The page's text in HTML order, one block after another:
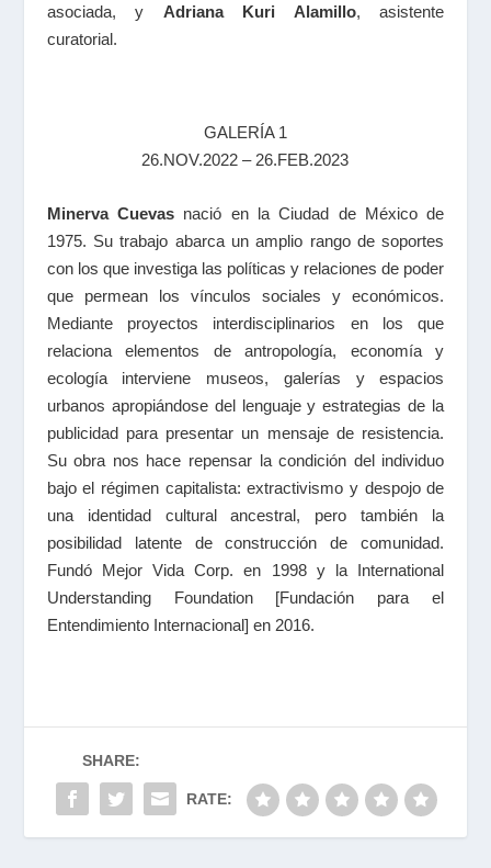
asociada, y Adriana Kuri Alamillo, asistente
curatorial.
GALERÍA 1
26.NOV.2022 – 26.FEB.2023
Minerva Cuevasnació en la Ciudad de México de
1975. Su trabajo abarca un amplio rango de soportes
con los que investiga las políticas y relaciones de poder
que permean los vínculos sociales y económicos.
Mediante proyectos interdisciplinarios en los que
relaciona elementos de antropología, economía y
ecología interviene museos, galerías y espacios
urbanos apropiándose del lenguaje y estrategias de la
publicidad para presentar un mensaje de resistencia.
Su obra nos hace repensar la condición del individuo
bajo el régimen capitalista: extractivismo y despojo de
una identidad cultural ancestral, pero también la
posibilidad latente de construcción de comunidad.
Fundó Mejor Vida Corp. en 1998 y la International
Understanding Foundation [Fundación para el
Entendimiento Internacional] en 2016.
SHARE:
RATE: